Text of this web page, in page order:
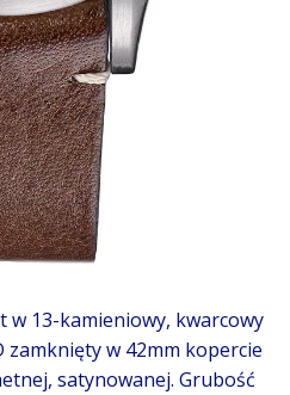
w 13-kamieniowy, kwarcowy
zamknięty w 42mm kopercie
satynowanej. Grubość